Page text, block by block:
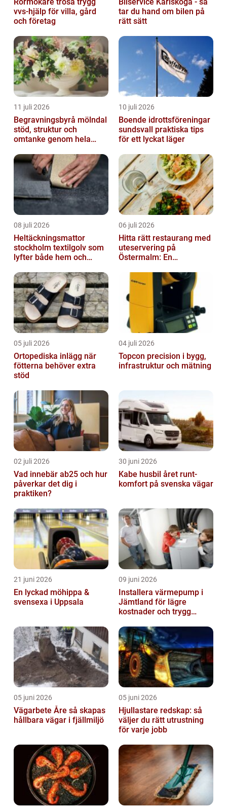
vvs-hjälp för villa, gård
och företag
tar du hand om bilen på
rätt sätt
11 juli 2026
Begravningsbyrå mölndal
stöd, struktur och
omtanke genom hela
10 juli 2026
Boende idrottsföreningar
sundsvall praktiska tips
för ett lyckat läger
08 juli 2026
Heltäckningsmattor
stockholm textilgolv som
lyfter både hem och
06 juli 2026
Hitta rätt restaurang med
uteservering på
Östermalm: En
i solen
05 juli 2026
Ortopediska inlägg när
fötterna behöver extra
stöd
04 juli 2026
Topcon precision i bygg,
infrastruktur och mätning
02 juli 2026
Vad innebär ab25 och hur
påverkar det dig i
praktiken?
30 juni 2026
Kabe husbil året runt-
komfort på svenska vägar
21 juni 2026
En lyckad möhippa &
svensexa i Uppsala
09 juni 2026
Installera värmepump i
Jämtland för lägre
kostnader och trygg
05 juni 2026
Vägarbete Åre så skapas
hållbara vägar i fjällmiljö
05 juni 2026
Hjullastare redskap: så
väljer du rätt utrustning
för varje jobb